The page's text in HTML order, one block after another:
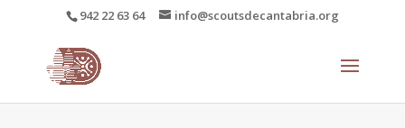
942 22 63 64 info@scoutsdecantabria.org